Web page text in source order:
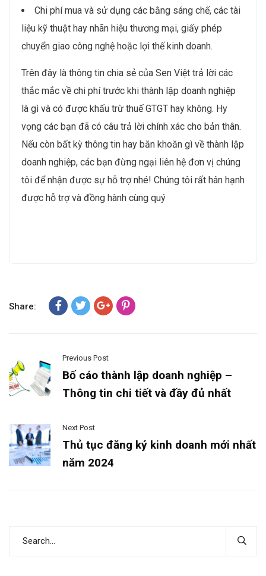
Chi phí mua và sử dụng các bằng sáng chế, các tài
liệu kỹ thuật hay nhãn hiệu thương mại, giấy phép
chuyển giao công nghệ hoặc lợi thế kinh doanh.
Trên đây là thông tin chia sẻ của Sen Việt trả lời các
thắc mắc về chi phí trước khi thành lập doanh nghiệp
là gì và có được khấu trừ thuế GTGT hay không. Hy
vọng các bạn đã có câu trả lời chính xác cho bản thân.
Nếu còn bất kỳ thông tin hay băn khoăn gì về thành lập
doanh nghiệp, các bạn đừng ngại liên hệ đơn vị chúng
tôi để nhận được sự hỗ trợ nhé! Chúng tôi rất hân hạnh
được hỗ trợ và đồng hành cùng quý
Share:
Previous Post
Bố cáo thành lập doanh nghiệp –
Thông tin chi tiết và đầy đủ nhất
Next Post
Thủ tục đăng ký kinh doanh mới nhất
năm 2024